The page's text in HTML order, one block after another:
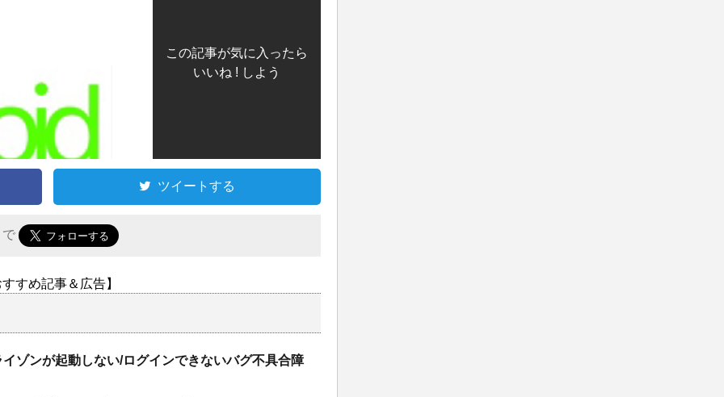
この記事が気に入ったら
いいね ! しよう
ツイートする
で
すめ記事＆広告】
ゾンが起動しない/ログインできないバグ不具合障